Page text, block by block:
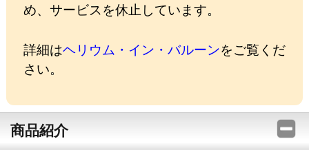
め、サービスを休止しています。
詳細はヘリウム・イン・バルーンをご覧くだ
さい。
商品紹介